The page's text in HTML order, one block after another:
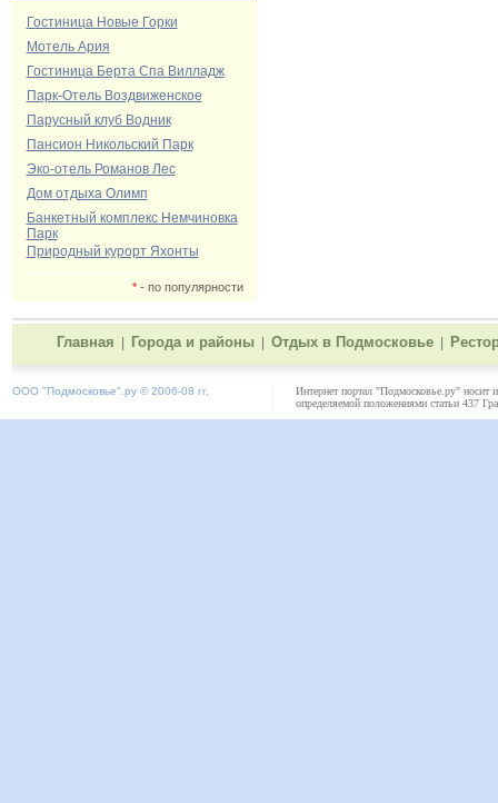
Гостиница Новые Горки
Мотель Ария
Гостиница Берта Спа Вилладж
Парк-Отель Воздвиженское
Парусный клуб Водник
Пансион Никольский Парк
Эко-отель Романов Лес
Дом отдыха Олимп
Банкетный комплекс Немчиновка
Парк
Природный курорт Яхонты
*- по популярности
Главная Города и районы Отдых в Подмосковье
ООО "Подмосковье" .ру © 2006-08 гг.
Интернет портал "Подмосковье.ру" носит
определяемой положениями статьи 437